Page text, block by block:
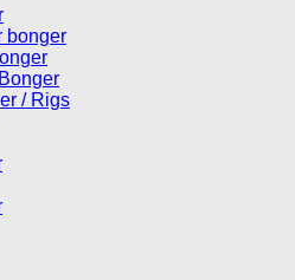
bonger
/ Rigs